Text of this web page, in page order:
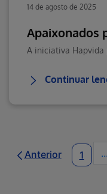
14 de agosto de 2025
Apaixonados
Continuar
Anterior 1 ...